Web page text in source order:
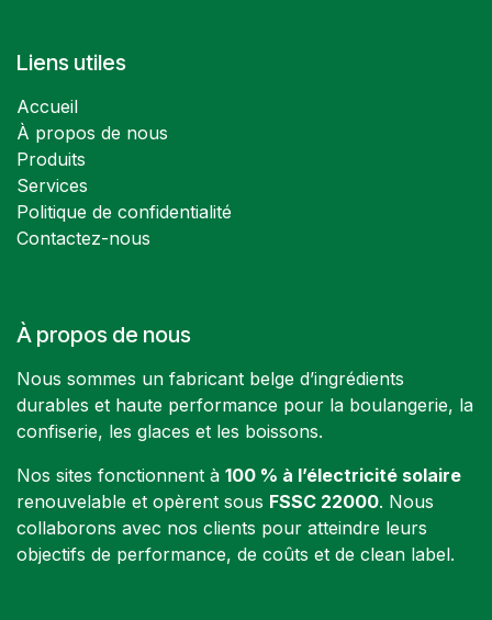
Liens utiles
Accueil
À propos de nous
Produits
Services
Politique de confidentialité
Contactez-nous
À propos de nous
Nous sommes un fabricant belge d’ingrédients
durables et haute performance pour la boulangerie, la
confiserie, les glaces et les boissons.
Nos sites fonctionnent à 100 % à l’électricité solaire
renouvelable et opèrent sous FSSC 22000. Nous
collaborons avec nos clients pour atteindre leurs
objectifs de performance, de coûts et de clean label.